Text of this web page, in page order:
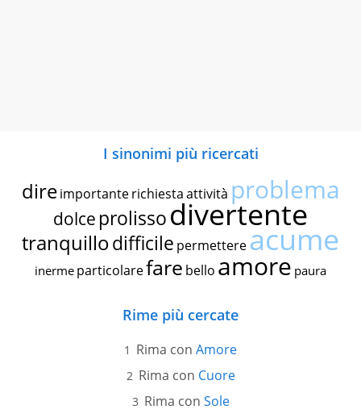
I sinonimi più ricercati
dire importante richiestaattività problema
dolce prolissodivertente
tranquillodifficile permettereacume
inerme particolarefare bello amore paura
Rime più cercate
Rima con Amore
Rima con Cuore
Rima con Sole